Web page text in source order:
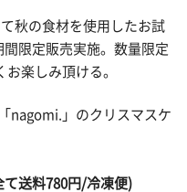
秋の食材を使用したお試
限定販売実施。数量限定
楽しみ頂ける。
nagomi.」のクリスマスケ
て送料780円/冷凍便)